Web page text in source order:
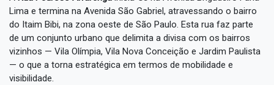
Lima e termina na Avenida São Gabriel, atravessando o bairro
do Itaim Bibi, na zona oeste de São Paulo. Esta rua faz parte
de um conjunto urbano que delimita a divisa com os bairros
vizinhos — Vila Olímpia, Vila Nova Conceição e Jardim Paulista
— o que a torna estratégica em termos de mobilidade e
visibilidade.